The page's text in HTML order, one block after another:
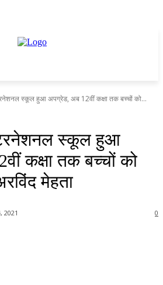
स्कूल हुआ अपग्रेड, अब 12वीं कक्षा तक बच्चों को...
स्कूल हुआ
कक्षा तक बच्चों को
मेहता
2021 0